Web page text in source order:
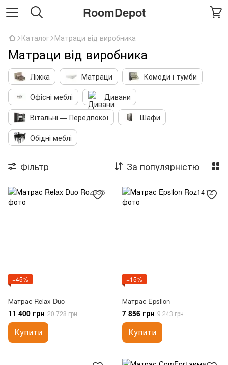
RoomDepot
Каталог Матраци від виробника
Матраци від виробника
Ліжка Матраци
Комоди і тумби
Офісні меблі
Дивани
Вітальні — Передпокої
Шафи
Обідні меблі
Фільтр За популярністю
−45%
Матрас Relax Duo
11 400 грн 20 728 грн
Купити
−15%
Матрас Epsilon
7 856 грн 9 243 грн
Купити